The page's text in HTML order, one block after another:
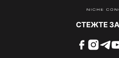
СТЕЖТЕ